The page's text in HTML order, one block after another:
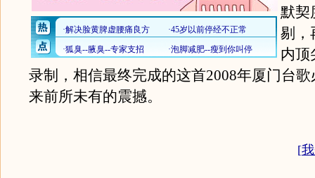
默契
剔，
内顶
录制，相信最终完成的这首2008年厦门台
来前所未有的震撼。
[